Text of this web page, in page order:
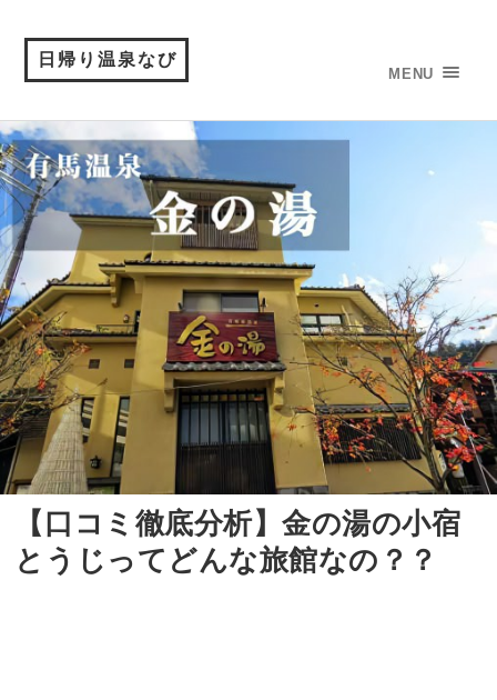
日帰り温泉なび
MENU
【口コミ徹底分析】金の湯の小宿
とうじってどんな旅館なの？？